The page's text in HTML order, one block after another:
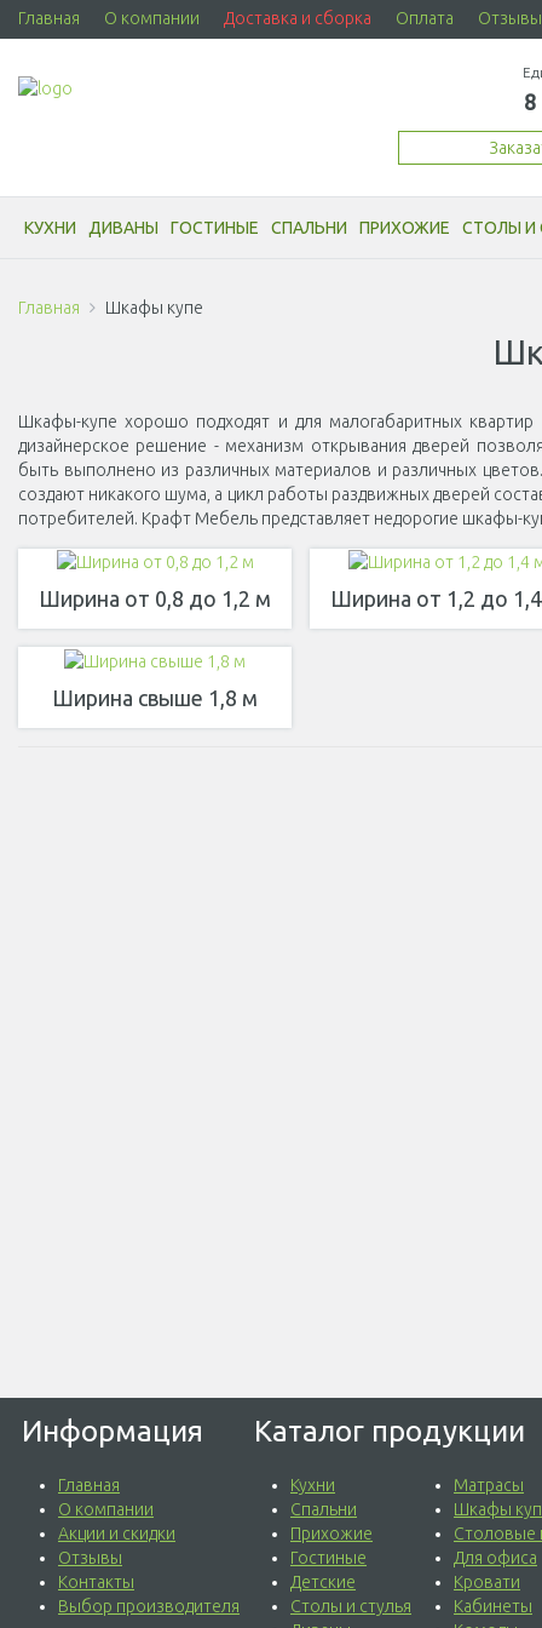
Главная О компании Доставка и сборка Оплата Отзывы
8
КУХНИ ДИВАНЫ ГОСТИНЫЕ СПАЛЬНИ ПРИХОЖИЕ СТОЛЫ И
Главная Шкафы купе
Шкафы-купе хорошо подходят и для малогабаритных
дизайнерское решение - механизм открывания дверей
быть выполнено из различных материалов и различных
создают никакого шума, а цикл работы раздвижных дверей
потребителей. Крафт Мебель представляет недорогие шкафы-
Ширина от 0,8 до 1,2 м Ширина от 1,2 до
Ширина свыше 1,8 м
Информация Каталог продукции
Главная
О компании
Акции и скидки
Отзывы
Контакты
Выбор производителя
Кухни
Спальни
Прихожие
Гостиные
Детские
Столы и стулья
Матрасы
Шкафы
Столовые
Для офиса
Кровати
Кабинеты